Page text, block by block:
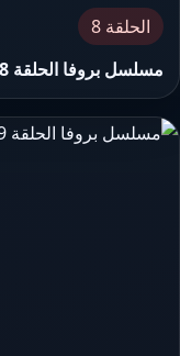
الحلقة 8
مسلسل بروفا الحلقة 8 الثامنة